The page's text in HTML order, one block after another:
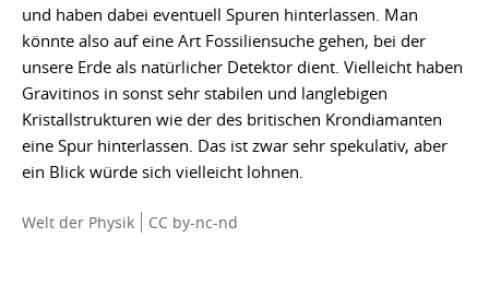
und haben dabei eventuell Spuren hinterlassen. Man
könnte also auf eine Art Fossiliensuche gehen, bei der
unsere Erde als natürlicher Detektor dient. Vielleicht haben
Gravitinos in sonst sehr stabilen und langlebigen
Kristallstrukturen wie der des britischen Krondiamanten
eine Spur hinterlassen. Das ist zwar sehr spekulativ, aber
ein Blick würde sich vielleicht lohnen.
Welt der Physik CC by-nc-nd